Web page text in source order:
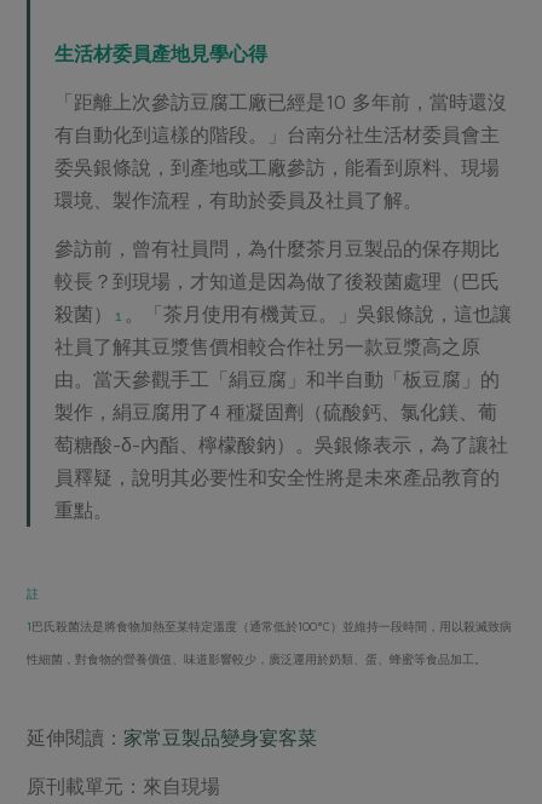
生活材委員產地見學心得
「距離上次參訪豆腐工廠已經是10 多年前，當時還沒
有自動化到這樣的階段。」台南分社生活材委員會主
委吳銀條說，到產地或工廠參訪，能看到原料、現場
環境、製作流程，有助於委員及社員了解。
參訪前，曾有社員問，為什麼茶月豆製品的保存期比
較長？到現場，才知道是因為做了後殺菌處理（巴氏
殺菌）
１ 。「茶月使用有機黃豆。」吳銀條說，這也讓
社員了解其豆漿售價相較合作社另一款豆漿高之原
由。當天參觀手工「絹豆腐」和半自動「板豆腐」的
製作，絹豆腐用了4 種凝固劑（硫酸鈣、氯化鎂、葡
萄糖酸-δ-內酯、檸檬酸鈉）。吳銀條表示，為了讓社
員釋疑，說明其必要性和安全性將是未來產品教育的
重點。
註
1巴氏殺菌法是將食物加熱至某特定溫度（通常低於100°C）並維持一段時間，用以殺滅致病
性細菌，對食物的營養價值、味道影響較少，廣泛運用於奶類、蛋、蜂蜜等食品加工。
延伸閱讀： 家常豆製品變身宴客菜
原刊載單元：來自現場